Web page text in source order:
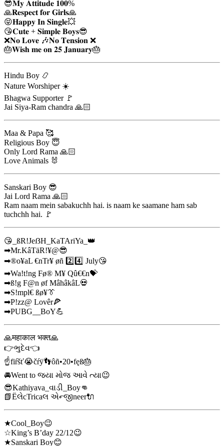
😎𝐌𝐲 𝐀𝐭𝐭𝐢𝐭𝐮𝐝𝐞 𝟏𝟎𝟎%
🙏𝐑𝐞𝐬𝐩𝐞𝐜𝐭 𝐟𝐨𝐫 𝐆𝐢𝐫𝐥𝐬🙏
😝𝐇𝐚𝐩𝐩𝐲 𝐈𝐧 𝐒𝐢𝐧𝐠𝐥𝐞💥
😘𝐂𝐮𝐭𝐞 + 𝐒𝐢𝐦𝐩𝐥𝐞 𝐁𝐨𝐲𝐬😎
❌𝐍𝐨 𝐋𝐨𝐯𝐞 🎶𝐍𝐨 𝐓𝐞𝐧𝐬𝐢𝐨𝐧 ❌
🎂𝐖𝐢𝐬𝐡 𝐦𝐞 𝐨𝐧 𝟐𝟓 𝐉𝐚𝐧𝐮𝐚𝐫𝐲🎂
Hindu Boy 📿
Nature Worshiper ☀️
Bhagwa Supporter 🚩
Jai Siya-Ram chandra 🙏🏻
Maa & Papa 🥰
Religious Boy 😇
Only Lord Rama 🙏🏻
Love Animals 🐰
Sanskari Boy 😎
Jai Lord Rama 🙏🏻
Ram naam mein sabakuchh hai. is naam ke saamane ham sab
tuchchh hai. 🚩
😘_ßR!JeẞH_KaTAriYa_👑
➡Mr.KâTäR!¥@😎
➡®o¥aL €nTr¥ øñ 2️⃣4️⃣ July😘
➡Wa!t!ng Fø® M¥ Qû€€n💝
➡ß!g F@n øf MâhâkâL💀
➡S!mpl€ ßø¥👔
➡P!zz@ Lovêr🍕
➡PUBG__BoY💪
🙏महाकाल भक्त🙏
👉ભુદેવ👈
☝️fïŕšť😭čŕÿ👣ôñ•20•fęß🎂
🚘Went to જ્યા મોજ આવે ત્યા😉
😎Kathiyava_વાડી_Boy👊
📗ЁલેcTricaલ એન્જીneer🔌
★Cool_Boy😉
☆King’s B’day 22/12😉
★Sanskari Boy😊